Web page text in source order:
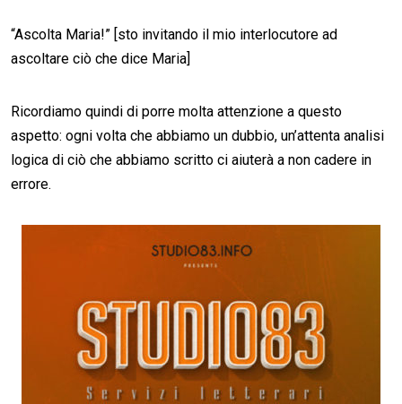
“Ascolta Maria!” [sto invitando il mio interlocutore ad
ascoltare ciò che dice Maria]
Ricordiamo quindi di porre molta attenzione a questo
aspetto: ogni volta che abbiamo un dubbio, un’attenta analisi
logica di ciò che abbiamo scritto ci aiuterà a non cadere in
errore.